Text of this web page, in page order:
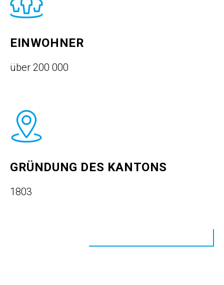
EINWOHNER
über 200 000
GRÜNDUNG DES KANTONS
1803